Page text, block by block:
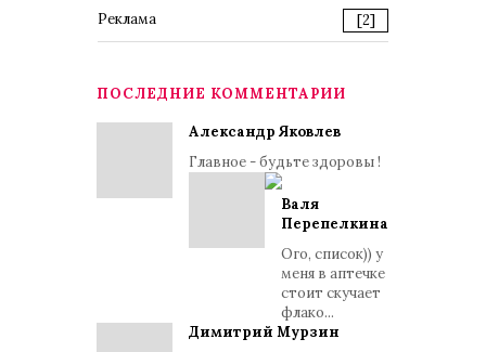
Реклама [2]
ПОСЛЕДНИЕ КОММЕНТАРИИ
Александр Яковлев
Главное - будьте здоровы !
Валя
Перепелкина
Ого, список)) у
меня в аптечке
стоит скучает
флако...
Димитрий Мурзин